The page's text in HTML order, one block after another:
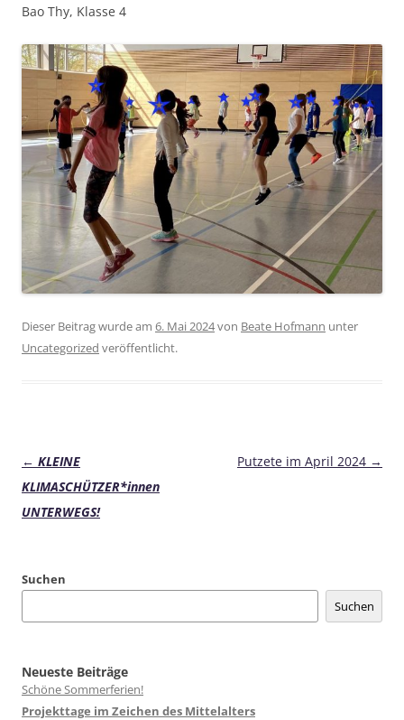
Bao Thy, Klasse 4
Dieser Beitrag wurde am 6. Mai 2024von Beate Hofmann unter
Uncategorized veröffentlicht.
Beitragsnavigation
← KLEINE
KLIMASCHÜTZER*innen
UNTERWEGS!
Putzete im April 2024 →
Suchen
Suchen
Neueste Beiträge
Schöne Sommerferien!
Projekttage im Zeichen des Mittelalters